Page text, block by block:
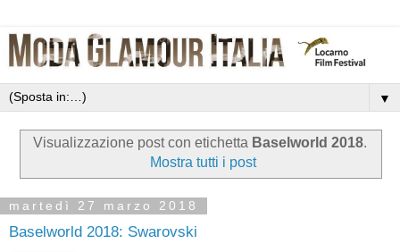
▼
Visualizzazione post con etichetta Baselworld 2018.
Mostra tutti i post
martedì 27 marzo 2018
Baselworld 2018: Swarovski